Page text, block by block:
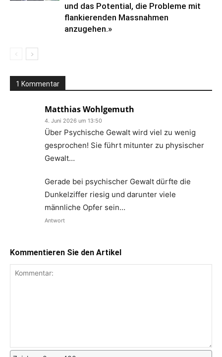
und das Potential, die Probleme mit
flankierenden Massnahmen
anzugehen.»
1 Kommentar
Matthias Wohlgemuth
4. Juni 2026 um 13:50
Über Psychische Gewalt wird viel zu wenig
gesprochen! Sie führt mitunter zu physischer
Gewalt…
Gerade bei psychischer Gewalt dürfte die
Dunkelziffer riesig und darunter viele
männliche Opfer sein…
Antwort
Kommentieren Sie den Artikel